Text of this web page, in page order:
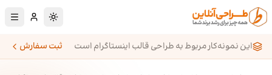
پرش به محتوای اصلی
تغییر به حالت
این نمونه‌کار مربوط به طراحی قالب اینستاگرام است
ثبت سفارش